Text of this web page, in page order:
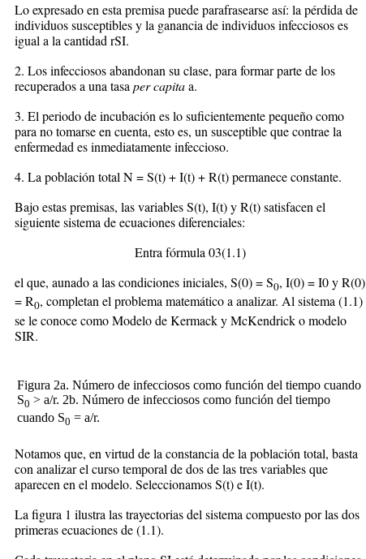
Lo expresado en esta premisa puede parafrasearse así: la pérdida de
individuos susceptibles y la ganancia de individuos infecciosos es
igual a la cantidad rSI.
2. Los infecciosos abandonan su clase, para formar parte de los
recuperados a una tasaper capitaa.
3. El periodo de incubación es lo suficientemente pequeño como
para no tomarse en cuenta, esto es, un susceptible que contrae la
enfermedad es inmediatamente infeccioso.
4. La población total N = S(t) + I(t) + R(t) permanece constante.
Bajo estas premisas, las variables S(t), I(t) y R(t) satisfacen el
siguiente sistema de ecuaciones diferenciales:
Entra fórmula 03(1.1)
el que, aunado a las condiciones iniciales, S(0) = S0, I(0) = I0 y R(0)
= R0, completan el problema matemático a analizar. Al sistema (1.1)
se le conoce como Modelo de Kermack y McKendrick o modelo
SIR.
Figura 2a. Número de infecciosos como función del tiempo cuando
S0 > a/r. 2b. Número de infecciosos como función del tiempo
cuando S0 = a/r.
Notamos que, en virtud de la constancia de la población total, basta
con analizar el curso temporal de dos de las tres variables que
aparecen en el modelo. Seleccionamos S(t) e I(t).
La figura 1 ilustra las trayectorias del sistema compuesto por las dos
primeras ecuaciones de (1.1).